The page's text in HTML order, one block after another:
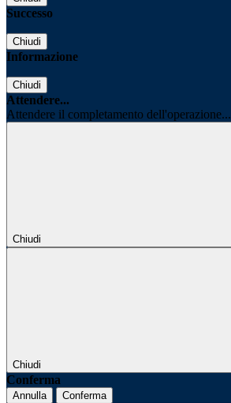
Successo
Chiudi
Informazione
Chiudi
Attendere...
Attendere il completamento dell'operazione...
Chiudi
Chiudi
Conferma
Annulla Conferma